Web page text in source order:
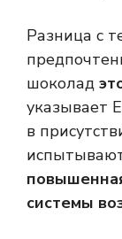
Разница с
шоколад
указывает
в
системы